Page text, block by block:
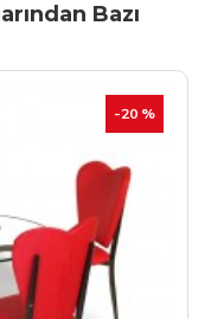
Bazı
-20 %